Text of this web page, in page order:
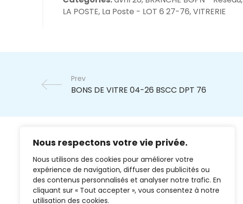
Nous respectons votre vie privée.
Nous utilisons des cookies pour améliorer votre
expérience de navigation, diffuser des publicités ou
des contenus personnalisés et analyser notre trafic. En
cliquant sur « Tout accepter », vous consentez à notre
utilisation des cookies.
LA POSTE, La Poste - LOT 6 27-76, VITRERIE
Prev
02 37 38 00 78